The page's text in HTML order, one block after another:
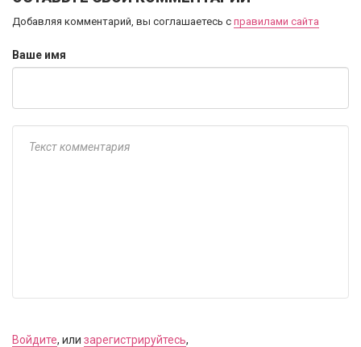
Добавляя комментарий, вы соглашаетесь с правилами сайта
Ваше имя
Войдите, или зарегистрируйтесь,